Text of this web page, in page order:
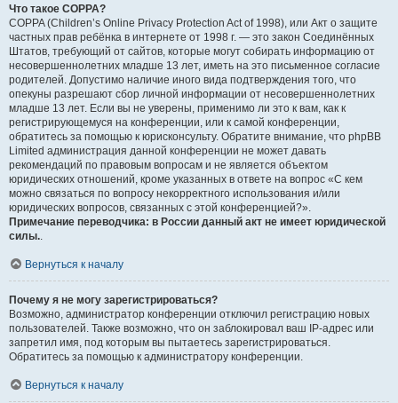
Что такое COPPA?
COPPA (Children’s Online Privacy Protection Act of 1998), или Акт о защите
частных прав ребёнка в интернете от 1998 г. — это закон Соединённых
Штатов, требующий от сайтов, которые могут собирать информацию от
несовершеннолетних младше 13 лет, иметь на это письменное согласие
родителей. Допустимо наличие иного вида подтверждения того, что
опекуны разрешают сбор личной информации от несовершеннолетних
младше 13 лет. Если вы не уверены, применимо ли это к вам, как к
регистрирующемуся на конференции, или к самой конференции,
обратитесь за помощью к юрисконсульту. Обратите внимание, что phpBB
Limited администрация данной конференции не может давать
рекомендаций по правовым вопросам и не является объектом
юридических отношений, кроме указанных в ответе на вопрос «С кем
можно связаться по вопросу некорректного использования и/или
юридических вопросов, связанных с этой конференцией?».
Примечание переводчика: в России данный акт не имеет юридической
силы..
Вернуться к началу
Почему я не могу зарегистрироваться?
Возможно, администратор конференции отключил регистрацию новых
пользователей. Также возможно, что он заблокировал ваш IP-адрес или
запретил имя, под которым вы пытаетесь зарегистрироваться.
Обратитесь за помощью к администратору конференции.
Вернуться к началу